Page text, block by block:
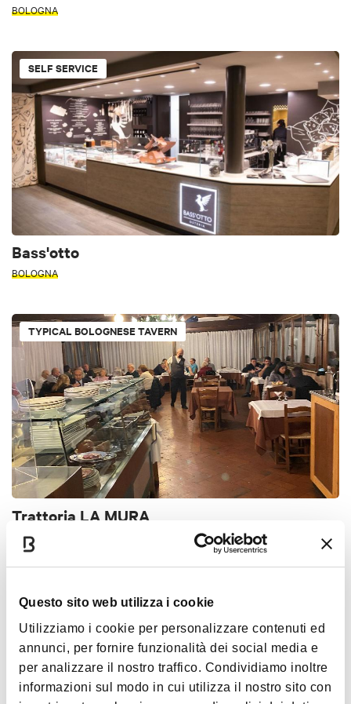
Questo sito web utilizza i cookie
Utilizziamo i cookie per personalizzare contenuti ed
annunci, per fornire funzionalità dei social media e
per analizzare il nostro traffico. Condividiamo inoltre
informazioni sul modo in cui utilizza il nostro sito con
BOLOGNA
SELF SERVICE
Bass'otto
BOLOGNA
TYPICAL BOLOGNESE TAVERN
Trattoria LA MURA
THE PLAINS
TYPICAL BOLOGNESE TAVERN